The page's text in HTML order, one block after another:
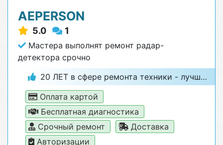
AEPERSON
5.0 1
Мастера выполнят ремонт радар-
детектора срочно
20 ЛЕТ в сфере ремонта техники - лучший гарант качества
Оплата картой
Бесплатная диагностика
Срочный ремонт
Доставка
Авторизации